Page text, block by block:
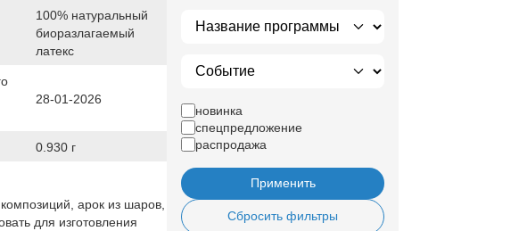
100% натуральный
биоразлагаемый
латекс
28-01-2026
0.930 г
арок из шаров,
для изготовления
новинка
спецпредложение
распродажа
Применить
Сбросить фильтры